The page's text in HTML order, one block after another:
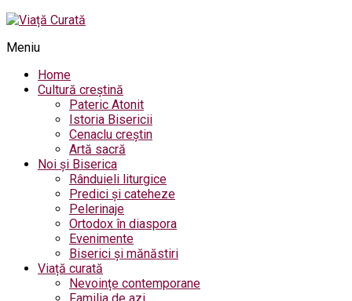
Meniu
Home
Cultură creștină
Pateric Atonit
Istoria Bisericii
Cenaclu creștin
Artă sacră
Noi și Biserica
Rânduieli liturgice
Predici și cateheze
Pelerinaje
Ortodox în diaspora
Evenimente
Biserici și mănăstiri
Viață curată
Nevoințe contemporane